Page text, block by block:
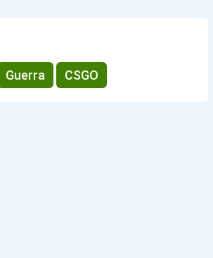
Guerra CSGO